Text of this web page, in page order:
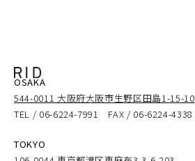
OSAKA
544-0011 大阪府大阪市生野区田島1-15-10
TEL / 06-6224-7991 FAX / 06-6224-4338
TOKYO